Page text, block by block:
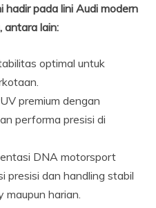
pada lini Audi modern
antara lain:
optimal untuk
premium dengan
performa presisi di
DNA motorsport
presisi dan handling stabil
harian.